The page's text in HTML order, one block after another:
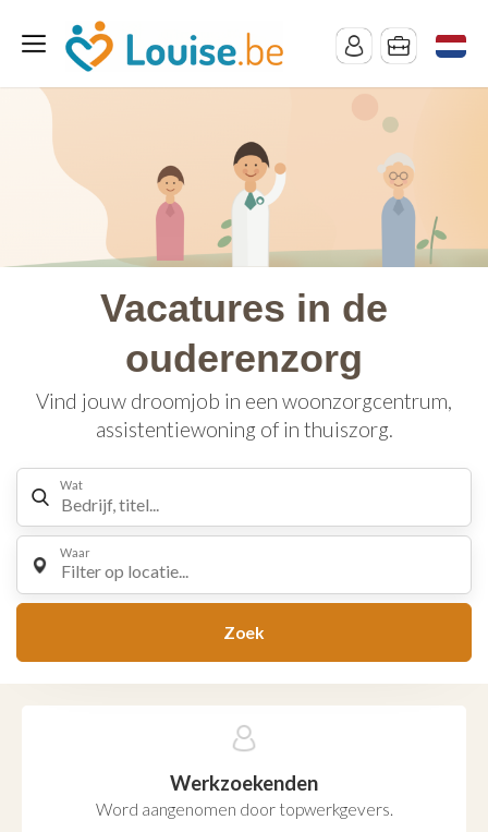
Vacatures in de
ouderenzorg
Vind jouw droomjob in een woonzorgcentrum,
assistentiewoning of in thuiszorg.
Wat
Waar
Filter op locatie...
Zoek
Werkzoekenden
Word aangenomen door topwerkgevers.